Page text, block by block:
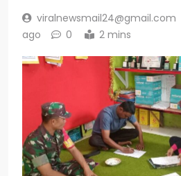
viralnewsmail24@gmail.com
ago
0 2 mins